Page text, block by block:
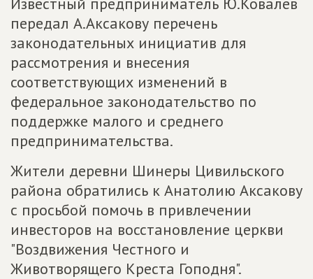
передал А.Аксакову перечень
законодательных инициатив для
рассмотрения и внесения
соответствующих изменений в
федеральное законодательство по
поддержке малого и среднего
предпринимательства.
Жители деревни Шинеры Цивильского
района обратились к Анатолию Аксакову
с просьбой помочь в привлечении
инвесторов на восстановление церкви
"Воздвижения Честного и
Животворящего Креста Гоподня".